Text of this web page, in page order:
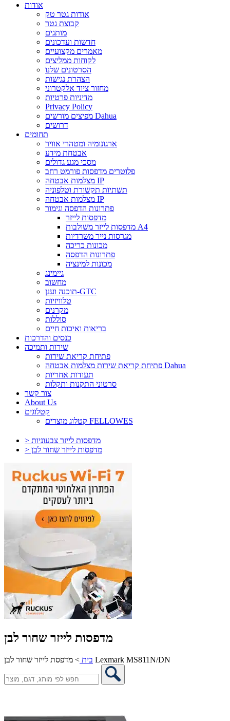
אודות
אודות גטר טק
קבוצת גטר
מותגים
חדשות ועדכונים
מאמרים מקצועיים
לקוחות ממליצים
הסרטונים שלנו
הצהרת נגישות
מחזור ציוד אלקטרוני
מדיניות פרטיות
Privacy Policy
מפיצים מורשים Dahua
דרושים
תחומים
ארגונומיה ומטהרי אוויר
אבטחת מידע
מסכי מגע גדולים
פלוטרים מדפסות פורמט רחב
מצלמות אבטחה IP
תשתיות תקשורת וטלפוניה
מצלמות אבטחה IP
פתרונות הדפסה וגימור
מדפסות לייזר
מדפסות לייזר משולבות A4
מגרסות נייר משרדיות
מכונות כריכה
פתרונות הדפסה
מכונות למינציה
גיימינג
מחשוב
תוכנה וענן-GTC
טלוויזיות
מקרנים
סוללות
בריאות ואיכות חיים
כנסים והדרכות
שירות ותמיכה
פתיחת קריאת שירות
פתיחת קריאת שירות מצלמות אבטחה Dahua
תעודות אחריות
סרטוני התקנות ותקלות
צור קשר
About Us
קטלוגים
קטלוג מוצרים FELLOWES
> מדפסות לייזר צבעוניות
> מדפסות לייזר שחור לבן
מדפסות לייזר שחור לבן
בית > מדפסת לייזר שחור לבן Lexmark MS811N/DN